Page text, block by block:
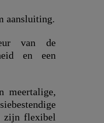
aansluiting.
van de
en een
meertalige,
zijn flexibel